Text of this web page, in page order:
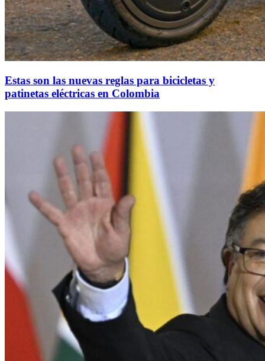
Estas son las nuevas reglas para bicicletas y
patinetas eléctricas en Colombia